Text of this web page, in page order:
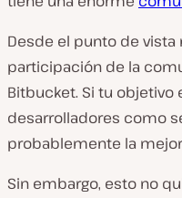
Desde el punto de
participación de la
Bitbucket. Si tu objetivo
desarrolladores como
probablemente la
Sin embargo, esto no